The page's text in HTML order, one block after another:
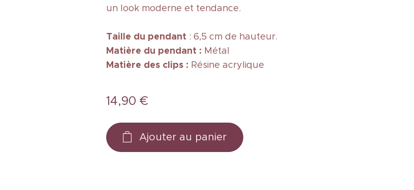
un look moderne et tendance.
Taille du pendant : 6,5 cm de hauteur.
Matière du pendant : Métal
Matière des clips : Résine acrylique
14,90 €
Ajouter au panier